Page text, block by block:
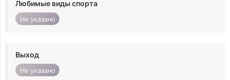
Любимые виды спорта
Не указано
Выход
Не указано